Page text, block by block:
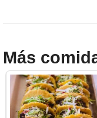
Más